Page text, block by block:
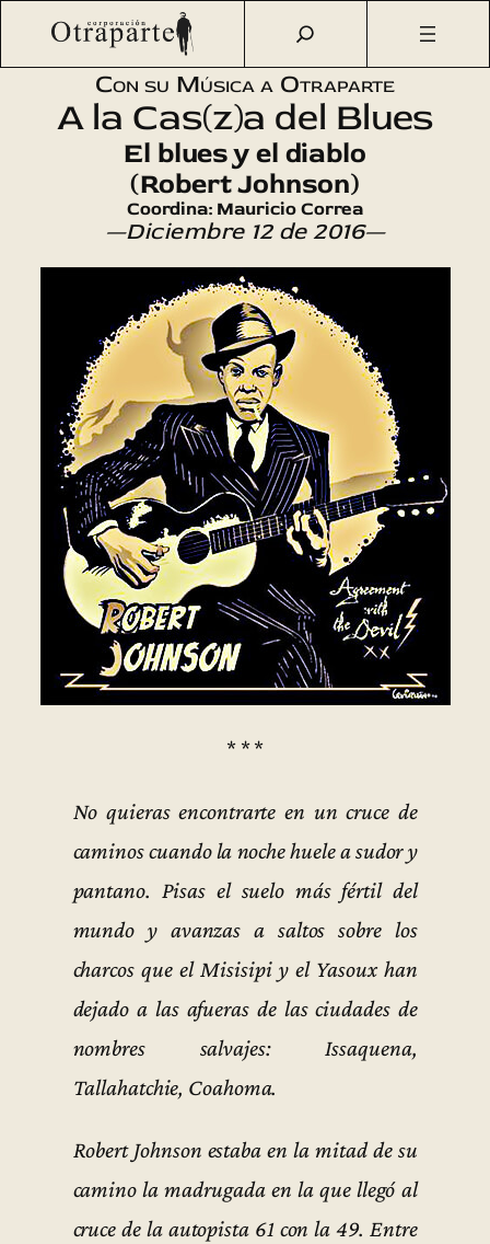
Saltar
Otraparte.org/ Agenda Cultural Música
A la Cas(z)a del
Con su Música a Otraparte
A la Cas(z)a del Blues
El blues y el diablo
(Robert Johnson)
Coordina: Mauricio Correa
—Diciembre 12 de 2016—
* * *
No quieras encontrarte en un cruce de
caminos cuando la noche huele a sudor y
pantano. Pisas el suelo más fértil del
mundo y avanzas a saltos sobre los
charcos que el Misisipi y el Yasoux han
dejado a las afueras de las ciudades de
nombres salvajes: Issaquena,
Tallahatchie, Coahoma.
Robert Johnson estaba en la mitad de su
camino la madrugada en la que llegó al
cruce de la autopista 61 con la 49. Entre